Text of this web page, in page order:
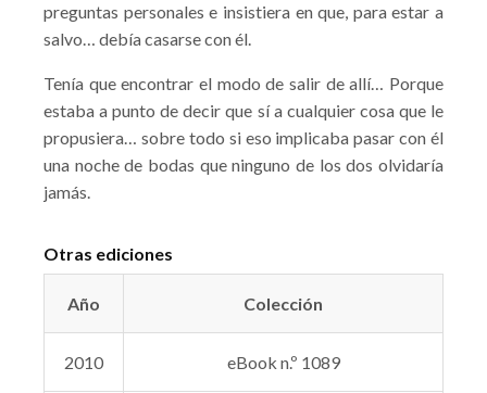
preguntas personales e insistiera en que, para estar a
salvo… debía casarse con él.
Tenía que encontrar el modo de salir de allí… Porque
estaba a punto de decir que sí a cualquier cosa que le
propusiera… sobre todo si eso implicaba pasar con él
una noche de bodas que ninguno de los dos olvidaría
jamás.
Otras ediciones
Año Colección
2010 eBook n.º 1089